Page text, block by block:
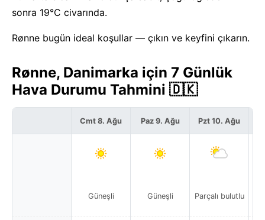
sonra 19°C civarında.
Rønne bugün ideal koşullar — çıkın ve keyfini çıkarın.
Rønne, Danimarka için 7 Günlük
Hava Durumu Tahmini 🇩🇰
Cmt 8. Ağu
Güneşli
Paz 9. Ağu
Güneşli
Pzt 10. Ağu
Parçalı bulutlu